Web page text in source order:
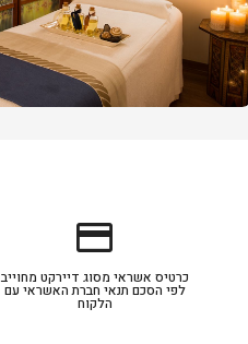
credit_card
כרטיס אשראי מסוג דיירקט מחוייב
לפי הסכם תנאי חברת האשראי עם
הלקוח